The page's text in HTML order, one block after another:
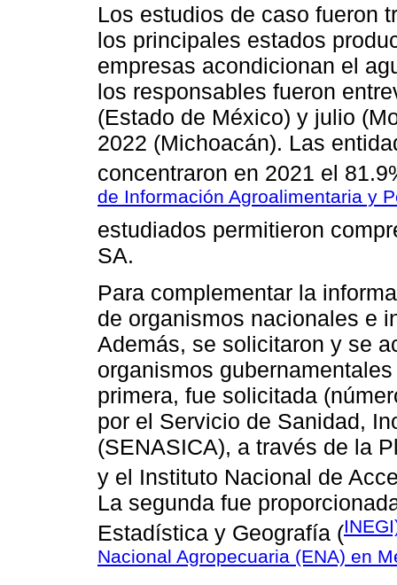
Los estudios de caso fueron
los principales estados
empresas acondicionan el
los responsables fueron
(Estado de México) y julio
2022 (Michoacán). Las
concentraron en 2021 el
de Información Agroalimentaria y
estudiados permitieron
SA.
Para complementar la
de organismos nacionales e
Además, se solicitaron y se
organismos
primera, fue solicitada
por el Servicio de Sanidad,
(SENASICA), a través de la
y el Instituto Nacional de
La segunda fue
Estadística y Geografía (
Nacional Agropecuaria (ENA) en